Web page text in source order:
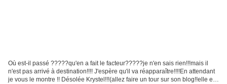
Où est-il passé ?????qu'en a fait le facteur?????je n'en sais rien!!!mais il
n'est pas arrivé à destination!!!! J'espère qu'il va réapparaître!!!!En attendant
je vous le montre !! Désolée Krystel!!!(allez faire un tour sur son blog!!elle est